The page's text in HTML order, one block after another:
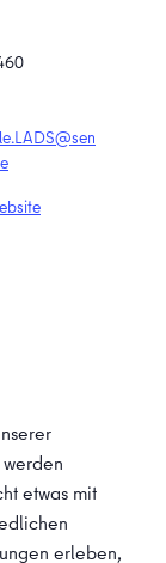
etwas mit
erleben,